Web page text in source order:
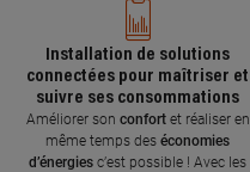
Installation de solutions
connectées pour maîtriser et
suivre ses consommations
Améliorer son confort et réaliser en
même temps des économies
d’énergies c’est possible ! Avec les